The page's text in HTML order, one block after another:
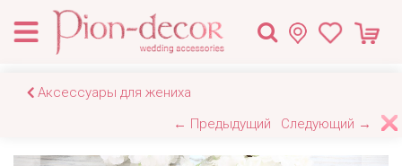
Аксессуары для жениха
← Предыдущий
Следующий →